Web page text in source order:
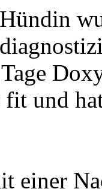
fit und
einer